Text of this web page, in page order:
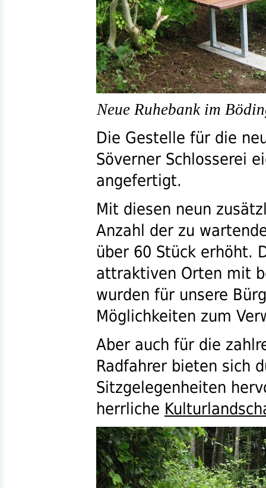
Neue Ruhebank im
Die Gestelle für die
Söverner Schlosserei
angefertigt.
Mit diesen neun
Anzahl der zu
über 60 Stück erhöht.
attraktiven Orten mit
wurden für unsere
Möglichkeiten zum
Aber auch für die
Radfahrer bieten sich
Sitzgelegenheiten
herrliche